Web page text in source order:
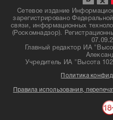
Сетевое издание
зарегистрировано
связи, информационных
(Роскомнадзор).
Главный редактор ИА
Учредитель ИА "Высота
Политика
Правила использования,